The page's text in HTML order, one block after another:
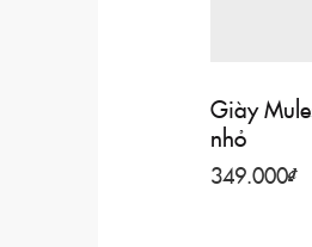
Giày
nhỏ
349.000₫